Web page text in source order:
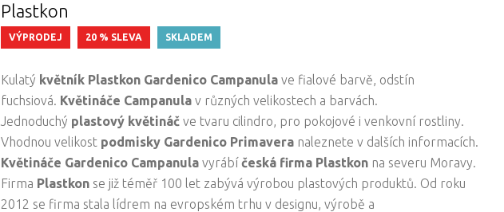
Plastkon
VÝPRODEJ 20 % SLEVA SKLADEM
Kulatý květník Plastkon Gardenico Campanula ve fialové barvě, odstín
fuchsiová. Květináče Campanulav různých velikostech a barvách.
Jednoduchý plastový květináč ve tvaru cilindro, pro pokojové i venkovní rostliny.
Vhodnou velikost podmisky Gardenico Primavera naleznete v dalších informacích.
Květináče Gardenico Campanulavyrábíčeská firma Plastkon na severu Moravy.
Firma Plastkon se již téměř 100 let zabývá výrobou plastových produktů. Od roku
2012 se firma stala lídrem na evropském trhu v designu, výrobě a